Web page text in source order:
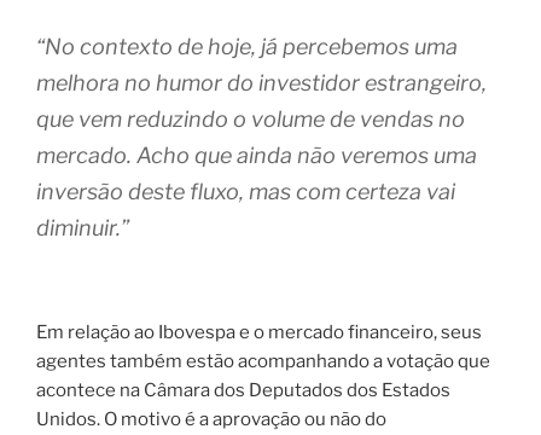
“No contexto de hoje, já percebemos uma
melhora no humor do investidor estrangeiro,
que vem reduzindo o volume de vendas no
mercado. Acho que ainda não veremos uma
inversão deste fluxo, mas com certeza vai
diminuir.”
Em relação ao Ibovespa e o mercado financeiro, seus
agentes também estão acompanhando a votação que
acontece na Câmara dos Deputados dos Estados
Unidos. O motivo é a aprovação ou não do